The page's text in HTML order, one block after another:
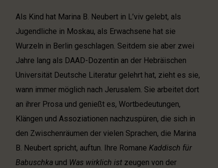
u
-
P
o
c
a
s
RSS FEED
EMBED
Als Kind hat Marina B. Neubert in L’viv gelebt, als
Jugendliche in Moskau, als Erwachsene hat sie
Wurzeln in Berlin geschlagen. Seitdem sie aber zwei
Jahre lang als DAAD-Dozentin an der Hebräischen
Universität Deutsche Literatur gelehrt hat, zieht es sie,
wann immer möglich nach Jerusalem. Sie arbeitet dort
an ihrer Prosa und genießt es, Wortbedeutungen,
Klängen und Assoziationen nachzuspüren, die sich in
den Zwischenräumen der vielen Sprachen, die Marina
B. Neubert spricht, auftun. Ihre RomaneKaddisch für
Babuschka und Was wirklich ist zeugen von der